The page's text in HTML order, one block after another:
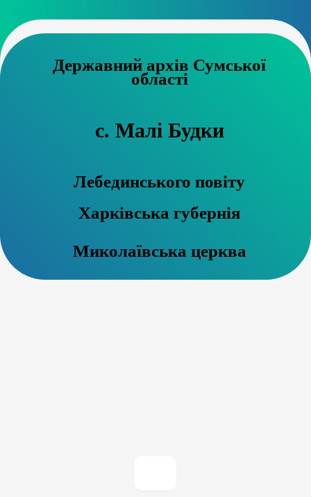
Державний архів Сумської
області
с. Малі Будки
Лебединського повіту
Харківська губернія
Миколаївська церква